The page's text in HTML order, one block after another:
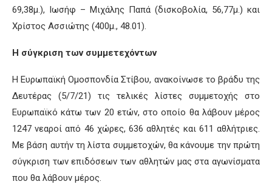
69,38μ.), Ιωσήφ – Μιχάλης Παπά (δισκοβολία, 56,77μ.) και
Χρίστος Ασσιώτης (400μ., 48.01).
Η σύγκριση των συμμετεχόντων
Η Ευρωπαϊκή Ομοσπονδία Στίβου, ανακοίνωσε το βράδυ της
Δευτέρας (5/7/21) τις τελικές λίστες συμμετοχής στο
Ευρωπαϊκό κάτω των 20 ετών, στο οποίο θα λάβουν μέρος
1247 νεαροί από 46 χώρες, 636 αθλητές και 611 αθλήτριες.
Με βάση αυτήν τη λίστα συμμετοχών, θα κάνουμε την πρώτη
σύγκριση των επιδόσεων των αθλητών μας στα αγωνίσματα
που θα λάβουν μέρος.